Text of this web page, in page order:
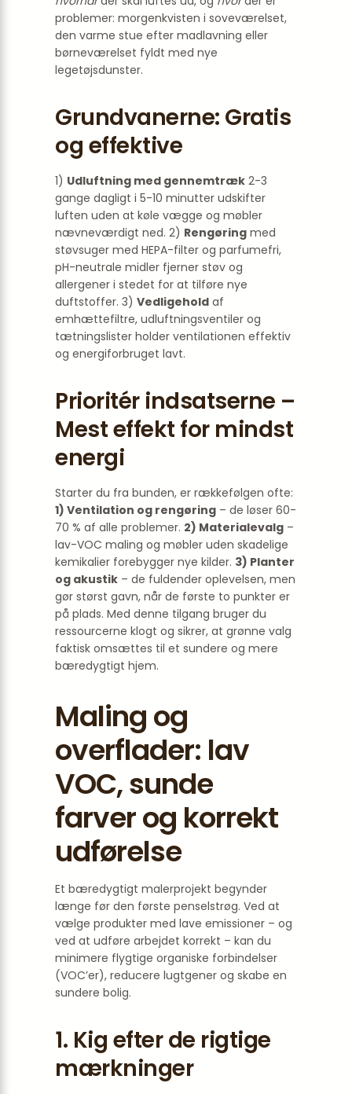
problemer: morgenkvisten i soveværelset,
den varme stue efter madlavning eller
børneværelset fyldt med nye
legetøjsdunster.
Grundvanerne: Gratis
og effektive
1) Udluftning med gennemtræk 2-3
gange dagligt i 5-10 minutter udskifter
luften uden at køle vægge og møbler
nævneværdigt ned. 2) Rengøring med
støvsuger med HEPA-filter og parfumefri,
pH-neutrale midler fjerner støv og
allergener i stedet for at tilføre nye
duftstoffer. 3) Vedligehold af
emhættefiltre, udluftningsventiler og
tætningslister holder ventilationen effektiv
og energiforbruget lavt.
Prioritér indsatserne –
Mest effekt for mindst
energi
Starter du fra bunden, er rækkefølgen ofte:
1) Ventilation og rengøring – de løser 60-
70 % af alle problemer. 2) Materialevalg –
lav-VOC maling og møbler uden skadelige
kemikalier forebygger nye kilder. 3) Planter
og akustik – de fuldender oplevelsen, men
gør størst gavn, når de første to punkter er
på plads. Med denne tilgang bruger du
ressourcerne klogt og sikrer, at grønne valg
faktisk omsættes til et sundere og mere
bæredygtigt hjem.
Maling og
overflader: lav
VOC, sunde
farver og korrekt
udførelse
Et bæredygtigt malerprojekt begynder
længe før den første penselstrøg. Ved at
vælge produkter med lave emissioner – og
ved at udføre arbejdet korrekt – kan du
minimere flygtige organiske forbindelser
(VOC’er), reducere lugtgener og skabe en
sundere bolig.
1. Kig efter de rigtige
mærkninger